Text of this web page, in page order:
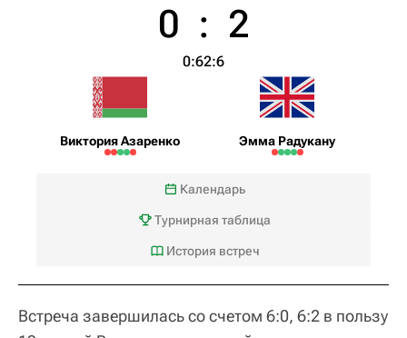
Виктория Азаренко
0 : 2
0:62:6
Эмма Радукану
Календарь
Турнирная таблица
История встреч
Встреча завершилась со счетом 6:0, 6:2 в пользу